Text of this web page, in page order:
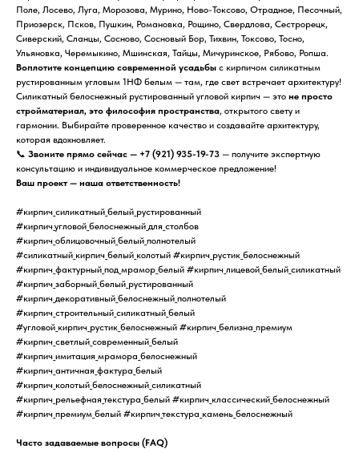
Поле, Лосево, Луга, Морозова, Мурино, Ново-Токсово, Отрадное, Песочный,
Приозерск, Псков, Пушкин, Романовка, Рощино, Свердлова, Сестрорецк,
Сиверский, Сланцы, Сосново, Сосновый Бор, Тихвин, Токсово, Тосно,
Ульяновка, Черемыкино, Мшинская, Тайцы, Мичуринское, Рябово, Ропша.
Воплотите концепцию современной усадьбы с кирпичом силикатным
рустированным угловым 1НФ белым — там, где свет встречает архитектуру!
Силикатный белоснежный рустированный угловой кирпич — это не просто
стройматериал, это философия пространства, открытого свету и
гармонии. Выбирайте проверенное качество и создавайте архитектуру,
которая вдохновляет.
📞 Звоните прямо сейчас — +7 (921) 935-19-73 — получите экспертную
консультацию и индивидуальное коммерческое предложение!
Ваш проект — наша ответственность!
#кирпич_силикатный_белый_рустированный
#кирпич_угловой_белоснежный_для_столбов
#кирпич_облицовочный_белый_полнотелый
#силикатный_кирпич_белый_колотый #кирпич_рустик_белоснежный
#кирпич_фактурный_под_мрамор_белый #кирпич_лицевой_белый_силикатный
#кирпич_заборный_белый_рустированный
#кирпич_декоративный_белоснежный_полнотелый
#кирпич_строительный_силикатный_белый
#угловой_кирпич_рустик_белоснежный #кирпич_белизна_премиум
#кирпич_светлый_современный_белый
#кирпич_имитация_мрамора_белоснежный
#кирпич_античная_фактура_белый
#кирпич_колотый_белоснежный_силикатный
#кирпич_рельефная_текстура_белый #кирпич_классический_белоснежный
#кирпич_премиум_белый #кирпич_текстура_камень_белоснежный
Часто задаваемые вопросы (FAQ)